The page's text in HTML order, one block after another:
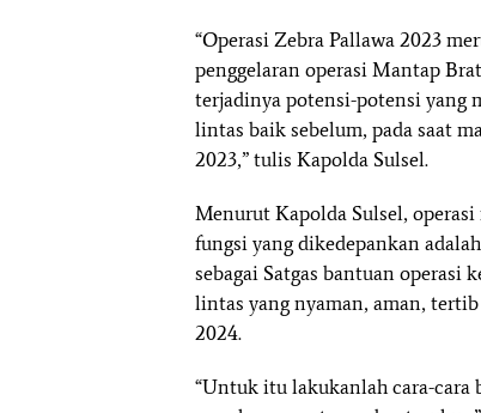
“Operasi Zebra Pallawa 2023
penggelaran operasi Mantap
terjadinya potensi-potensi yang
lintas baik sebelum, pada saat
2023,” tulis Kapolda Sulsel.
Menurut Kapolda Sulsel,
fungsi yang dikedepankan
sebagai Satgas bantuan
lintas yang nyaman, aman,
2024.
“Untuk itu lakukanlah cara-